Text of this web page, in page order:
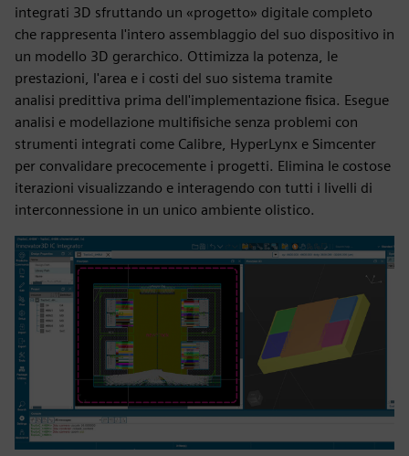
integrati 3D sfruttando un «progetto» digitale completo
che rappresenta l'intero assemblaggio del suo dispositivo in
un modello 3D gerarchico. Ottimizza la potenza, le
prestazioni, l'area e i costi del suo sistema tramite
analisi predittiva prima dell'implementazione fisica. Esegue
analisi e modellazione multifisiche senza problemi con
strumenti integrati come Calibre, HyperLynx e Simcenter
per convalidare precocemente i progetti. Elimina le costose
iterazioni visualizzando e interagendo con tutti i livelli di
interconnessione in un unico ambiente olistico.